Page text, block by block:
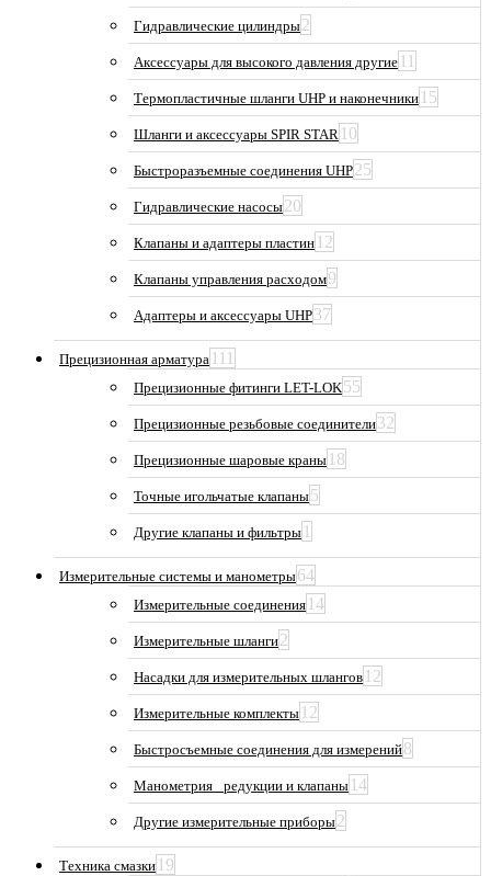
Гидравлические цилиндры2
Аксессуары для высокого давления другие 11
Термопластичные шланги UHP и наконечники 15
Шланги и аксессуары SPIR STAR 10
Быстроразъемные соединения UHP25
Гидравлические насосы20
Клапаны и адаптеры пластин 12
Клапаны управления расходом9
Адаптеры и аксессуары UHP37
Прецизионная арматура 111
Прецизионные фитинги LET-LOK55
Прецизионные резьбовые соединители32
Прецизионные шаровые краны 18
Точные игольчатые клапаны5
Другие клапаны и фильтры 1
Измерительные системы и манометры64
Измерительные соединения 14
Измерительные шланги2
Насадки для измерительных шлангов 12
Измерительные комплекты 12
Быстросъемные соединения для измерений8
Манометрия_ редукции и клапаны 14
Другие измерительные приборы2
Техника смазки 19